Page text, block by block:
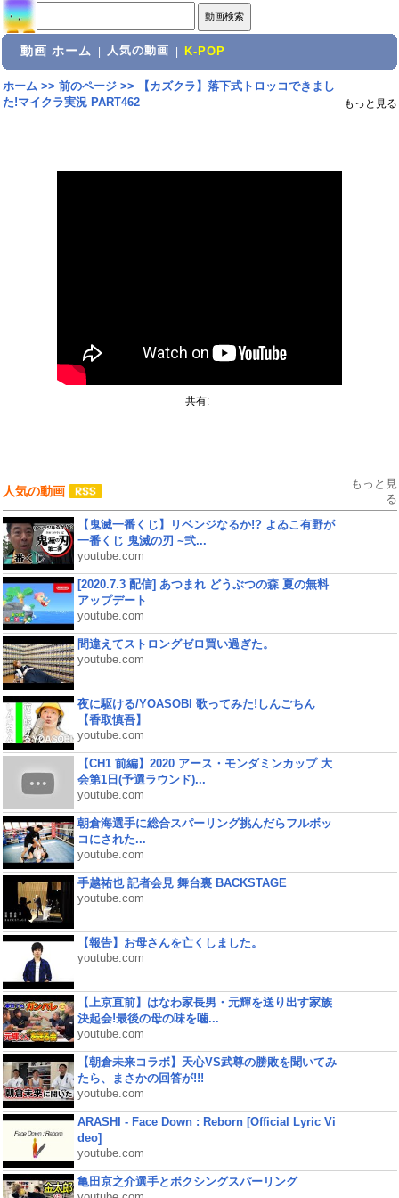
動画 ホーム 人気の動画 K-POP
ホーム>> 前のページ>>
【カズクラ】落下式トロッコできまし
た!マイクラ実況 PART462
もっと見る
共有:
人気の動画
もっと見
る
【鬼滅一番くじ】リベンジなるか!? よゐこ有野が
一番くじ 鬼滅の刃 ~弐...
youtube.com
[2020.7.3 配信] あつまれ どうぶつの森 夏の無料
アップデート
youtube.com
間違えてストロングゼロ買い過ぎた。
youtube.com
夜に駆ける/YOASOBI 歌ってみた!しんごちん
【香取慎吾】
youtube.com
【CH1 前編】2020 アース・モンダミンカップ 大
会第1日(予選ラウンド)...
youtube.com
朝倉海選手に総合スパーリング挑んだらフルボッ
コにされた...
youtube.com
手越祐也 記者会見 舞台裏 BACKSTAGE
youtube.com
【報告】お母さんを亡くしました。
youtube.com
【上京直前】はなわ家長男・元輝を送り出す家族
決起会!最後の母の味を噛...
youtube.com
【朝倉未来コラボ】天心VS武尊の勝敗を聞いてみ
たら、まさかの回答が!!!
youtube.com
ARASHI - Face Down : Reborn [Official Lyric Vi
deo]
youtube.com
亀田京之介選手とボクシングスパーリング